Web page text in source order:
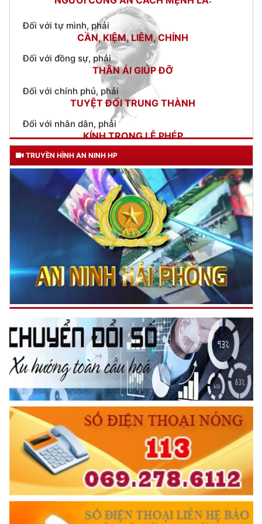
Cảnh sát giao thông đồng hành cùng các sỹ tử trong kỳ thi
THPT Quốc gia 2022 (11/07/2022 14:00)
Công an quận Hồng Bàng: Xử lý 05 trường hợp điều khiển
phương tiện vi phạm quy định về nồng độ cồn
(10/07/2022
Công an quận Ngô Quyền: Tiếp sức mùa thi năm 2022
(09/07/2022 15:18)
6 ĐIỀU BÁC HỒ DẠY CAND
TƯ CÁCH
NGƯỜI CÔNG AN CÁCH MỆNH LÀ:
Đối với tự mình, phải
CẦN, KIỆM, LIÊM, CHÍNH
Đối với đồng sự, phải
THÂN ÁI GIÚP ĐỠ
Đối với chính phủ, phải